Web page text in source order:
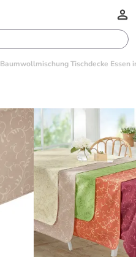
Baumwollmischung Tischdecke Essen